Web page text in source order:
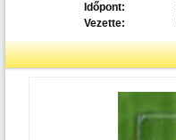
Időpont:
Vezette: